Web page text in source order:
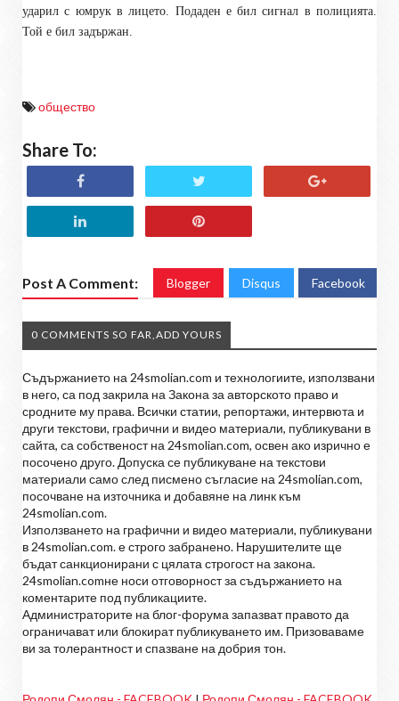
ударил с юмрук в лицето. Подаден е бил сигнал в полицията.
Той е бил задържан.
общество
Share To:
Post A Comment: Blogger Disqus Facebook
0 COMMENTS SO FAR,ADD YOURS
Съдържанието на 24smolian.com и технологиите, използвани
в него, са под закрила на Закона за авторското право и
сродните му права. Всички статии, репортажи, интервюта и
други текстови, графични и видео материали, публикувани в
сайта, са собственост на 24smolian.com, освен ако изрично е
посочено друго. Допуска се публикуване на текстови
материали само след писмено съгласие на 24smolian.com,
посочване на източника и добавяне на линк към
24smolian.com.
Използването на графични и видео материали, публикувани
в 24smolian.com. е строго забранено. Нарушителите ще
бъдат санкционирани с цялата строгост на закона.
24smolian.comне носи отговорност за съдържанието на
коментарите под публикациите.
Администраторите на блог-форума запазват правото да
ограничават или блокират публикуването им. Призоваваме
ви за толерантност и спазване на добрия тон.